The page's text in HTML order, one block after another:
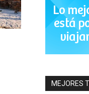
MEJORES